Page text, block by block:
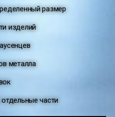
размер
изделий
металла
части